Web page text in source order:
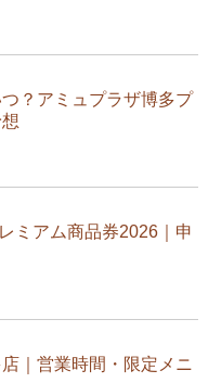
？アミュプラザ博多プ
ミアム商品券2026｜申
｜営業時間・限定メニ